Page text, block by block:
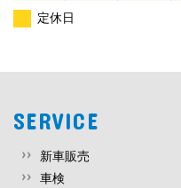
定休日
SERVICE
新車販売
車検